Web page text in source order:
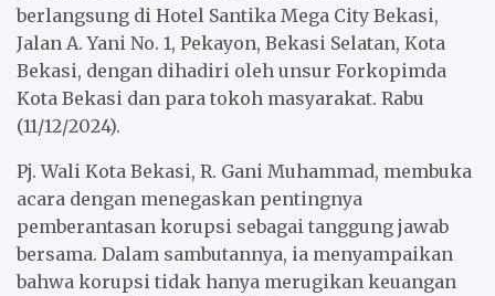
berlangsung di Hotel Santika Mega City Bekasi,
Jalan A. Yani No. 1, Pekayon, Bekasi Selatan, Kota
Bekasi, dengan dihadiri oleh unsur Forkopimda
Kota Bekasi dan para tokoh masyarakat. Rabu
(11/12/2024).
Pj. Wali Kota Bekasi, R. Gani Muhammad, membuka
acara dengan menegaskan pentingnya
pemberantasan korupsi sebagai tanggung jawab
bersama. Dalam sambutannya, ia menyampaikan
bahwa korupsi tidak hanya merugikan keuangan